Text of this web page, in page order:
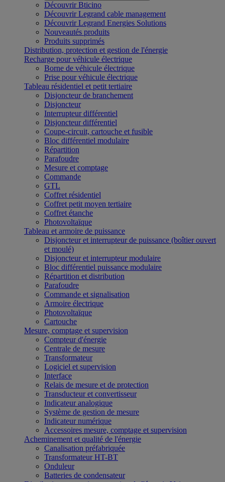
Découvrir Bticino
Découvrir Legrand cable management
Découvrir Legrand Energies Solutions
Nouveautés produits
Produits supprimés
Distribution, protection et gestion de l'énergie
Recharge pour véhicule électrique
Borne de véhicule électrique
Prise pour véhicule électrique
Tableau résidentiel et petit tertiaire
Disjoncteur de branchement
Disjoncteur
Interrupteur différentiel
Disjoncteur différentiel
Coupe-circuit, cartouche et fusible
Bloc différentiel modulaire
Répartition
Parafoudre
Mesure et comptage
Commande
GTL
Coffret résidentiel
Coffret petit moyen tertiaire
Coffret étanche
Photovoltaïque
Tableau et armoire de puissance
Disjoncteur et interrupteur de puissance (boîtier ouvert
et moulé)
Disjoncteur et interrupteur modulaire
Bloc différentiel puissance modulaire
Répartition et distribution
Parafoudre
Commande et signalisation
Armoire électrique
Photovoltaïque
Cartouche
Mesure, comptage et supervision
Compteur d'énergie
Centrale de mesure
Transformateur
Logiciel et supervision
Interface
Relais de mesure et de protection
Transducteur et convertisseur
Indicateur analogique
Système de gestion de mesure
Indicateur numérique
Accessoires mesure, comptage et supervision
Acheminement et qualité de l'énergie
Canalisation préfabriquée
Transformateur HT-BT
Onduleur
Batteries de condensateur